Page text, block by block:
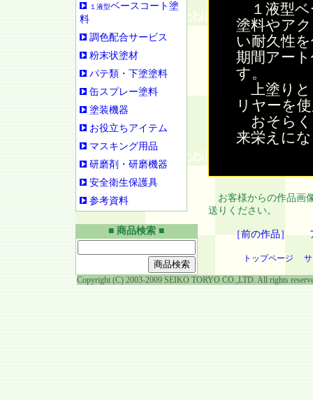
１液型ベ
塗料やア
い耐久性
期間アー
す。
上塗りと
リヤーを
おそらく
来栄えに
お客様からの作品画
送りください。
［前の作品］
トップページ
１液型ベースコート塗
料
調色配合サービス
粉末状塗材
パテ類・下塗塗料
缶スプレー塗料
塗装機器
お役立ちアイテム
マスキング用品
研磨剤・研磨機器
安全衛生保護具
参考資料
■ 商品検索 ■
Copyright (C) 2003-2009 SEIKO TORYO CO.,LTD. All rights